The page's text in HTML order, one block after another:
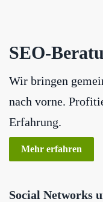
SEO-
Wir bringen
nach vorne.
Erfahrung.
Mehr erfahren
Social Networks